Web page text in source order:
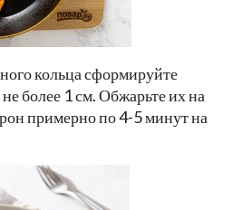
кольца сформируйте
более 1 см. Обжарьте их на
примерно по 4-5 минут на